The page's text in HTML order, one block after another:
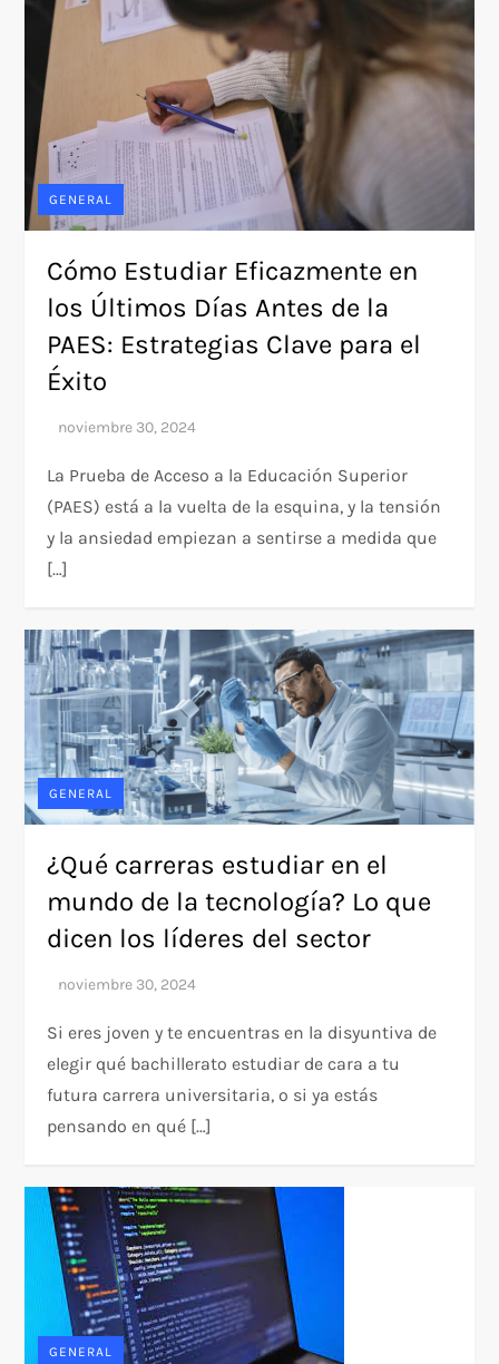
GENERAL
Cómo Estudiar Eficazmente en
los Últimos Días Antes de la
PAES: Estrategias Clave para el
Éxito
La Prueba de Acceso a la Educación Superior
(PAES) está a la vuelta de la esquina, y la tensión
y la ansiedad empiezan a sentirse a medida que
[…]
GENERAL
¿Qué carreras estudiar en el
mundo de la tecnología? Lo que
dicen los líderes del sector
Si eres joven y te encuentras en la disyuntiva de
elegir qué bachillerato estudiar de cara a tu
futura carrera universitaria, o si ya estás
pensando en qué […]
GENERAL